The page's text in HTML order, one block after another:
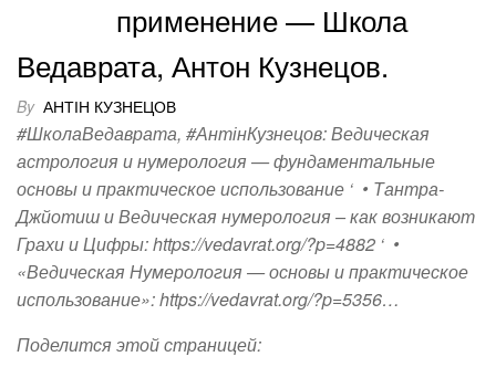
применение — Школа
Ведаврата, Антон Кузнецов.
By АНТІН КУЗНЕЦОВ
#ШколаВедаврата, #АнтінКузнецов: Ведическая
астрология и нумерология — фундаментальные
основы и практическое использование ‘ • Тантра-
Джйотиш и Ведическая нумерология – как возникают
Грахи и Цифры: https://vedavrat.org/?p=4882 ‘ •
«Ведическая Нумерология — основы и практическое
использование»: https://vedavrat.org/?p=5356…
Поделится этой страницей: